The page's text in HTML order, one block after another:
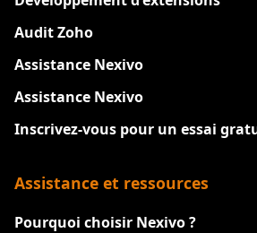
Audit Zoho
Assistance Nexivo
Assistance Nexivo
Inscrivez-vous pour un essai
Assistance et ressources
Pourquoi choisir Nexivo ?